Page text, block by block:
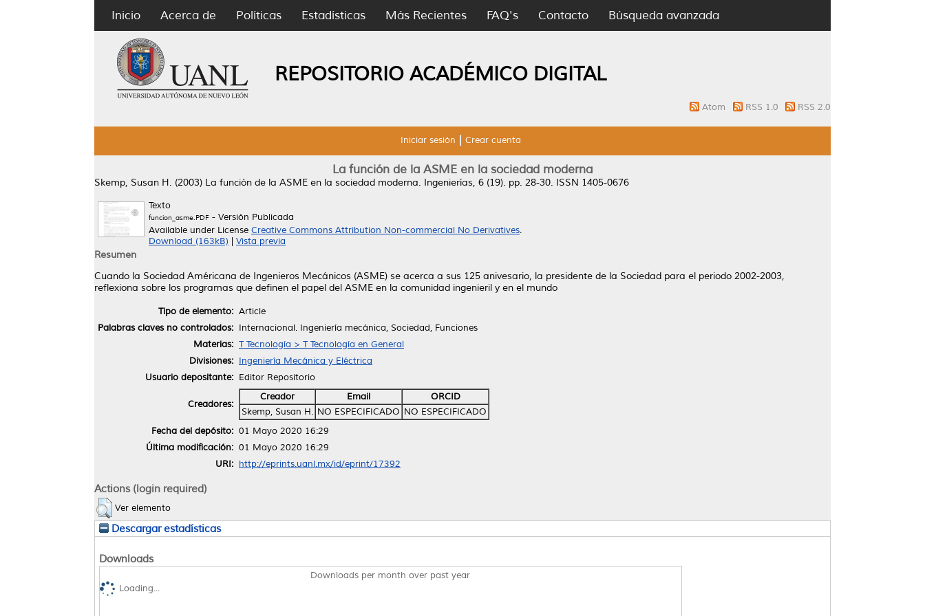
Inicio Acerca de Políticas Estadísticas Más Recientes FAQ's Contacto Búsqueda avanzada
REPOSITORIO ACADÉMICO DIGITAL
Atom RSS 1.0 RSS 2.0
Iniciar sesión Crear cuenta
La función de la ASME en la sociedad moderna
Skemp, Susan H. (2003) La función de la ASME en la sociedad moderna. Ingenierías, 6 (19). pp. 28-30. ISSN 1405-0676
Texto
funcion_asme.PDF - Versión Publicada
Available under License Creative Commons Attribution Non-commercial No Derivatives.
Download (163kB)
Vista previa
Resumen
Cuando la Sociedad Américana de Ingenieros Mecánicos (ASME) se acerca a sus 125 anivesario, la presidente de la Sociedad para el periodo 2002-2003,
reflexiona sobre los programas que definen el papel del ASME en la comunidad ingenieril y en el mundo
Tipo de elemento: Article
Palabras claves no controlados: Internacional. Ingeniería mecánica, Sociedad, Funciones
Materias: T Tecnología > T Tecnología en General
Divisiones: Ingeniería Mecánica y Eléctrica
Usuario depositante: Editor Repositorio
Creadores:
Creador Email
ORCID
Skemp, Susan H. NO ESPECIFICADO NO ESPECIFICADO
Fecha del depósito: 01 Mayo 2020 16:29
Última modificación: 01 Mayo 2020 16:29
URI: http://eprints.uanl.mx/id/eprint/17392
Actions (login required)
Ver elemento
Descargar estadísticas
Downloads
Downloads per month over past year
Loading...